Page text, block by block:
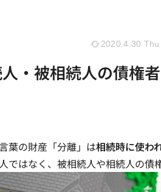
・被相続人の債権
2020.4.30
葉の財産「分離」は相続時に使わ
はなく、 被相続人や相続人の債